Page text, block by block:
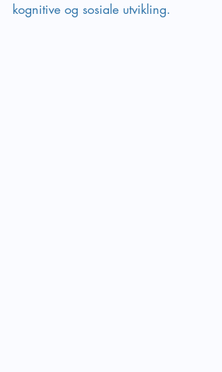
kognitive og sosiale utvikling.